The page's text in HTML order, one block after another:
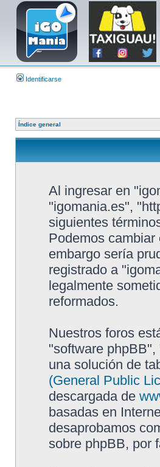
Identificarse
Índice general
Al ingresar en
"igomania.es",
siguientes
Podemos
embargo sería
registrado a
legalmente
reformados.
Nuestros foros
"software
una solución de
(General Public
descargada de
basadas en
desaprobamos
sobre phpBB, por